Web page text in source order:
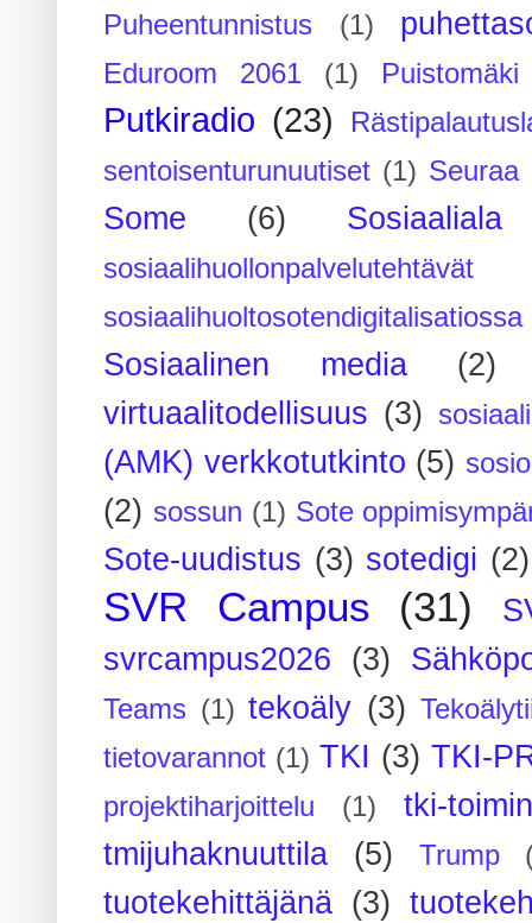
Puheentunnistus
(1)
Eduroom 2061 (1)
Putkiradio (23)
sentoisenturunuutiset (1) Seuraa
Some (6) Sosiaaliala
sosiaalihuollonpalvelutehtävät
sosiaalihuoltosotendigitalisatiossa
Sosiaalinen media
(2)
virtuaalitodellisuus (3)
(AMK) verkkotutkinto (5)
(2) sossun (1) Sote
Sote-uudistus (3) sotedigi (2)
SVR Campus (31)
svrcampus2026
(3)
Teams (1) tekoäly (3)
tietovarannot (1) TKI (3) TKI-
projektiharjoittelu (1)
tki-
tmijuhaknuuttila
(5) Trump
tuotekehittäjänä (3)